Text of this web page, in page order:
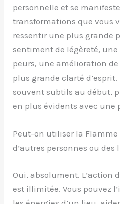
personnelle et se
transformations que vous
ressentir une plus grande
sentiment de légèreté,
peurs, une amélioration
plus grande clarté
souvent subtils au début,
en plus évidents avec une
Peut-on utiliser la
d’autres personnes ou des
Oui, absolument. L’action
est illimitée. Vous pouvez